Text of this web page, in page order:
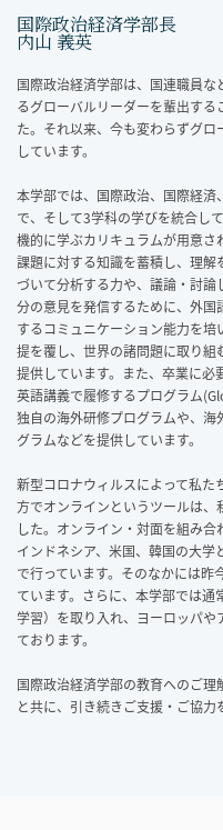
国際政治経済学部長
内山 義英
国際政治経済学部は、国連職員
るグローバルリーダーを輩出す
た。それ以来、今も変わらずグ
しています。
本学部では、国際政治、国際経
で、そして3学科の学びを統合し
機的に学ぶカリキュラムが用意さ
課題に対する知識を蓄積し、理
づいて分析する力や、議論・討
分の意見を発信するために、外
するコミュニケーション能力を
提を覆し、世界の諸問題に取り
提供しています。また、卒業に
英語講義で履修するプログラム
独自の海外研修プログラムや、海
グラムなどを提供しています。
新型コロナウィルスによって私
方でオンラインというツールは
した。オンライン・対面を組み合
インドネシア、米国、韓国の大
で行っています。そのなかには
ています。さらに、本学部では
学習）を取り入れ、ヨーロッパ
ております。
国際政治経済学部の教育へのご
と共に、引き続きご支援・ご協力